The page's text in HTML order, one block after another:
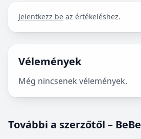
Jelentkezz be az értékeléshez.
Vélemények
Még nincsenek vélemények.
További a szerzőtől – BeBe